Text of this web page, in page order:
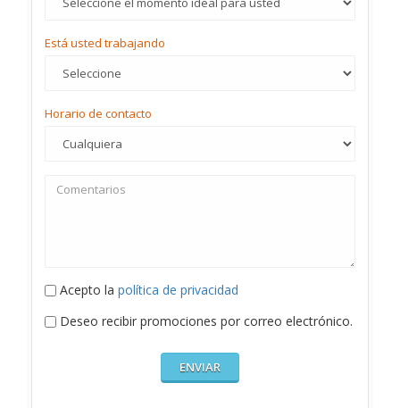
Está usted trabajando
Horario de contacto
Acepto la política de privacidad
Deseo recibir promociones por correo electrónico.